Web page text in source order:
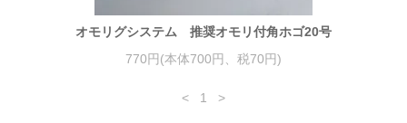
オモリグシステム 推奨オモリ付角ホゴ20号
770円(本体700円、税70円)
< 1 >